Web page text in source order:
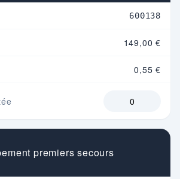
600138
149,00 €
0,55 €
premiers secours